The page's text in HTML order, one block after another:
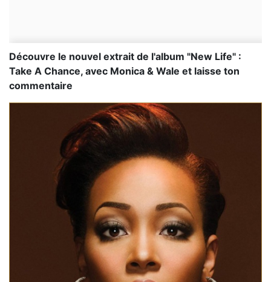
Découvre le nouvel extrait de l'album "New Life" :
Take A Chance, avec Monica & Wale et laisse ton
commentaire